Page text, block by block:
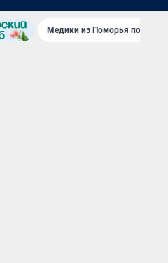
Медики из Поморья поехали